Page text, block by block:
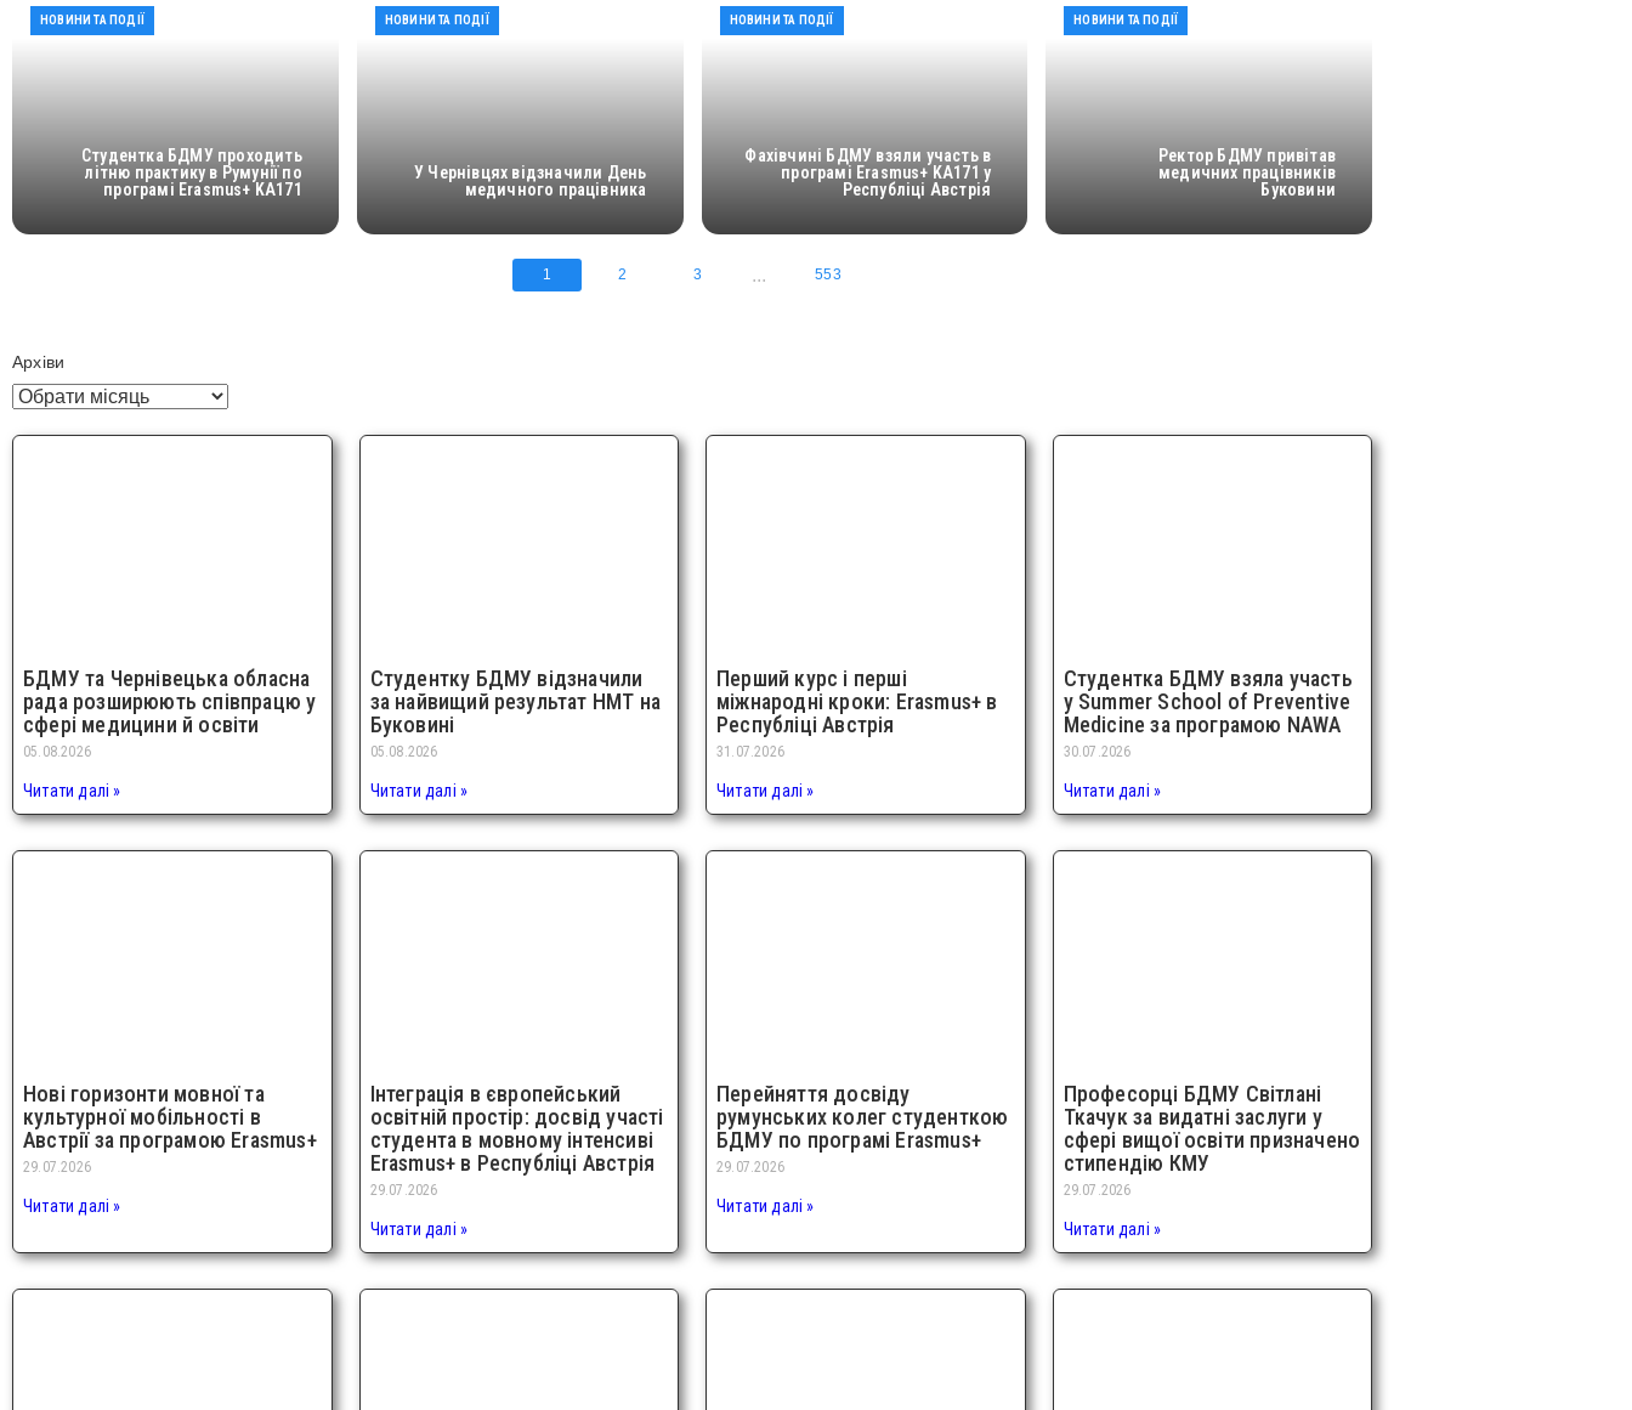
Студентка БДМУ проходить
літню практику в Румунії по
програмі Erasmus+ KA171
НОВИНИ ТА ПОДІЇ
У Чернівцях відзначили День
медичного працівника
НОВИНИ ТА ПОДІЇ
Фахівчині БДМУ взяли участь в
програмі Erasmus+ KA171 у
Республіці Австрія
НОВИНИ ТА ПОДІЇ
Ректор БДМУ привітав
медичних працівників
Буковини
НОВИНИ ТА ПОДІЇ
1 2 3 ... 553
Архіви
БДМУ та Чернівецька обласна
рада розширюють співпрацю у
сфері медицини й освіти
05.08.2026
Читати далі »
Студентку БДМУ відзначили
за найвищий результат НМТ на
Буковині
05.08.2026
Читати далі »
Перший курс і перші
міжнародні кроки: Erasmus+ в
Республіці Австрія
31.07.2026
Читати далі »
Студентка БДМУ взяла участь
у Summer School of Preventive
Medicine за програмою NAWA
30.07.2026
Читати далі »
Нові горизонти мовної та
культурної мобільності в
Австрії за програмою Erasmus+
29.07.2026
Читати далі »
Інтеграція в європейський
освітній простір: досвід участі
студента в мовному інтенсиві
Erasmus+ в Республіці Австрія
29.07.2026
Читати далі »
Перейняття досвіду
румунських колег студенткою
БДМУ по програмі Erasmus+
29.07.2026
Читати далі »
Професорці БДМУ Світлані
Ткачук за видатні заслуги у
сфері вищої освіти призначено
стипендію КМУ
29.07.2026
Читати далі »